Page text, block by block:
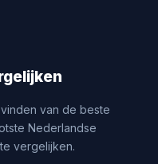
van de beste
Nederlandse
vergelijken.